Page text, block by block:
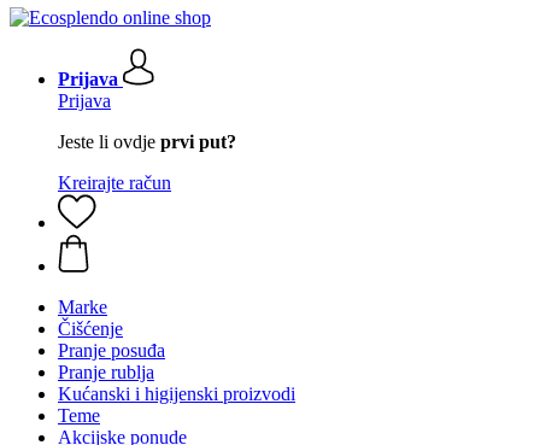
Prijava
Prijava
Jeste li ovdje prvi put?
Kreirajte račun
Marke
Čišćenje
Pranje posuđa
Pranje rublja
Kućanski i higijenski proizvodi
Teme
Akcijske ponude